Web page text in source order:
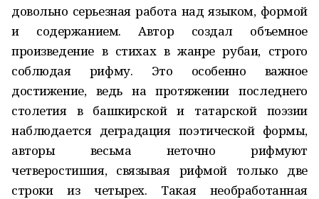
довольно серьезная работа над языком, формой
и содержанием. Автор создал объемное
произведение в стихах в жанре рубаи, строго
соблюдая рифму. Это особенно важное
достижение, ведь на протяжении последнего
столетия в башкирской и татарской поэзии
наблюдается деградация поэтической формы,
авторы весьма неточно рифмуют
четверостишия, связывая рифмой только две
строки из четырех. Такая необработанная